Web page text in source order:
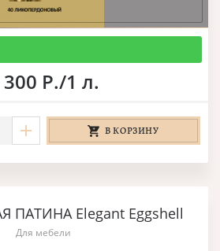
Р./1 л.
В КОРЗИНУ
ПАТИНА Elegant Eggshell
Для мебели